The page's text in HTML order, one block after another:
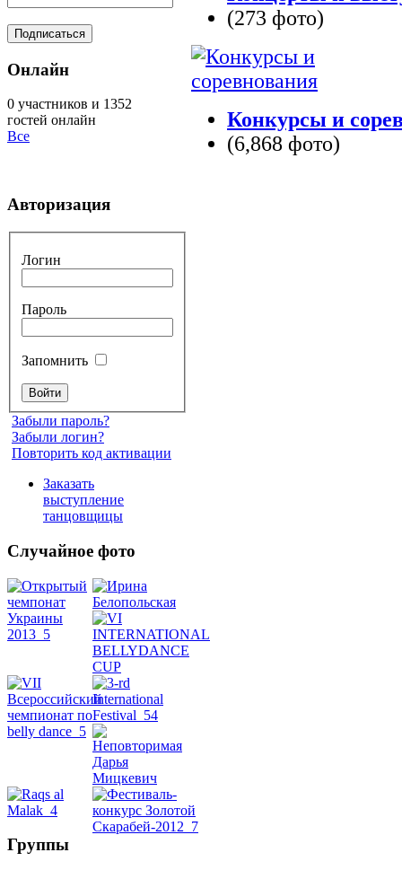
(273 фото)
Конкурсы и
(6,868 фото)
Онлайн
0 участников и 1352
гостей онлайн
Все
Авторизация
Логин
Пароль
Запомнить
Забыли пароль?
Забыли логин?
Повторить код активации
Заказать
выступление
танцовщицы
Случайное фото
живота
видео
Группы